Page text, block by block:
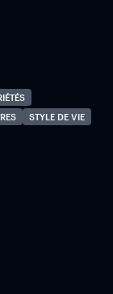
STYLE DE VIE